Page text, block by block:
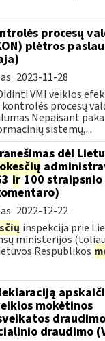
procesų
plėtros
2023-11-28
VMI veiklos
procesų
Nepaisant
sistemų,...
dėl
ir100
2022-12-22
inspekcija prie
ministerijos
Respublikos
mokėtinos
draudimo
draudimo